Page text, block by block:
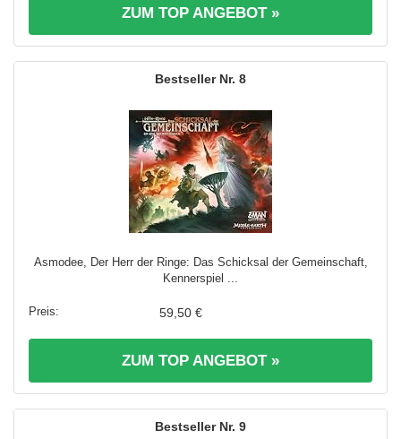
ZUM TOP ANGEBOT »
8
Asmodee, Der Herr der Ringe: Das Schicksal der Gemeinschaft,
Kennerspiel ...
59,50 €
ZUM TOP ANGEBOT »
9